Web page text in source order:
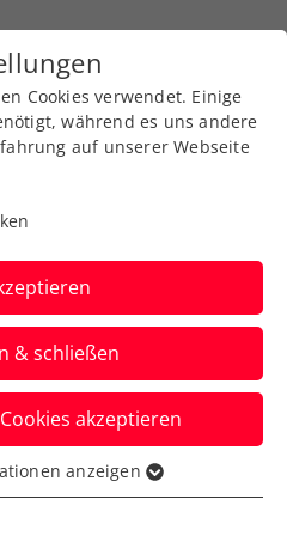
Besetzung
Ohneberg diskutiert
mit dem Who is
22.10.2024
Cookies verwendet. Einige
während es uns andere
auf unserer Webseite
& schließen
akzeptieren
für grundlegende
anzeigen